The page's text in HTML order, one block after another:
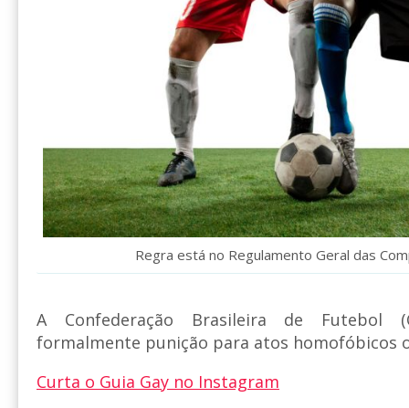
Regra está no Regulamento Geral das
A Confederação Brasileira de Futebol
formalmente punição para atos homofóbicos
Curta o Guia Gay no Instagram